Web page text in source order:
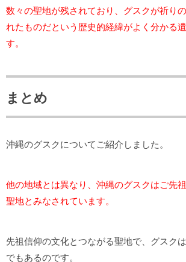
数々の聖地が残されており、グスクが祈り
れたものだという歴史的経緯がよく分かる
す。
まとめ
沖縄のグスクについてご紹介しました。
他の地域とは異なり、沖縄のグスクはご先
聖地とみなされています。
先祖信仰の文化とつながる聖地で、グスク
でもあるのです。